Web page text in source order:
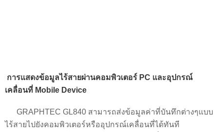
การแสดงข้อมูลไร้สายผ่านคอมพิวเตอร์ PC และอุปกรณ์
เคลื่อนที่ Mobile Device
GRAPHTEC GL840 สามารถส่งข้อมูลค่าที่บันทึกต่างๆแบบ
ไร้สายไปยังคอมพิวเตอร์หรืออุปกรณ์เคลื่อนที่ได้ทันที